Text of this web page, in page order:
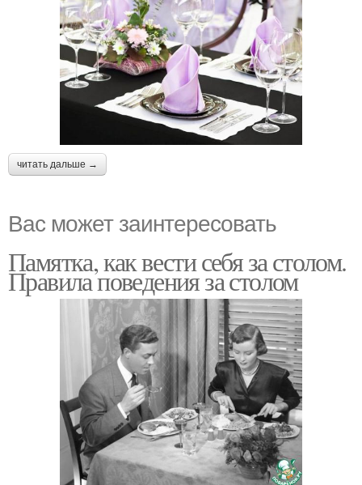
читать дальше →
Вас может заинтересовать
Памятка, как вести себя за столом.
Правила поведения за столом